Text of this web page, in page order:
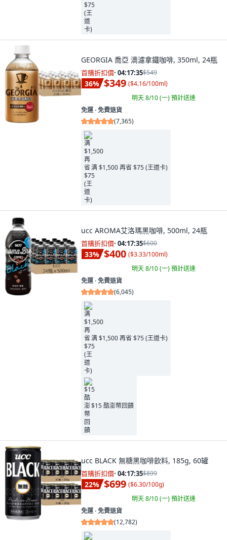
GEORGIA 喬亞 滴濾拿鐵咖啡, 350ml, 24瓶
首購折扣價· 04:17:34$549
36% $349 ($4.16/100ml)
明天 8/10 (一)預計送達
免運 ∙ 免費退貨
(7,365)
满 $1,500 再省 $75 (王道卡)
ucc AROMA艾洛瑪黑咖啡, 500ml, 24瓶
首購折扣價· 04:17:34$600
33% $400 ($3.33/100ml)
明天 8/10 (一)預計送達
免運 ∙ 免費退貨
(6,045)
满 $1,500 再省 $75 (王道卡)
$15 酷澎幣回饋
ucc BLACK 無糖黑咖啡飲料, 185g, 60罐
首購折扣價· 04:17:34$899
22% $699 ($6.30/100g)
明天 8/10 (一)預計送達
免運 ∙ 免費退貨
(12,782)